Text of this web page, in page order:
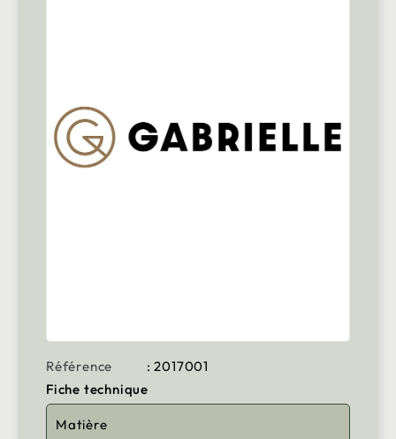
Référence
: 2017001
Fiche technique
Matière